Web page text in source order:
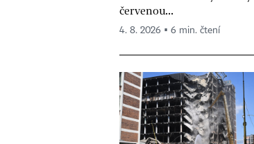
červenou...
4. 8. 2026 ▪ 6 min. čtení